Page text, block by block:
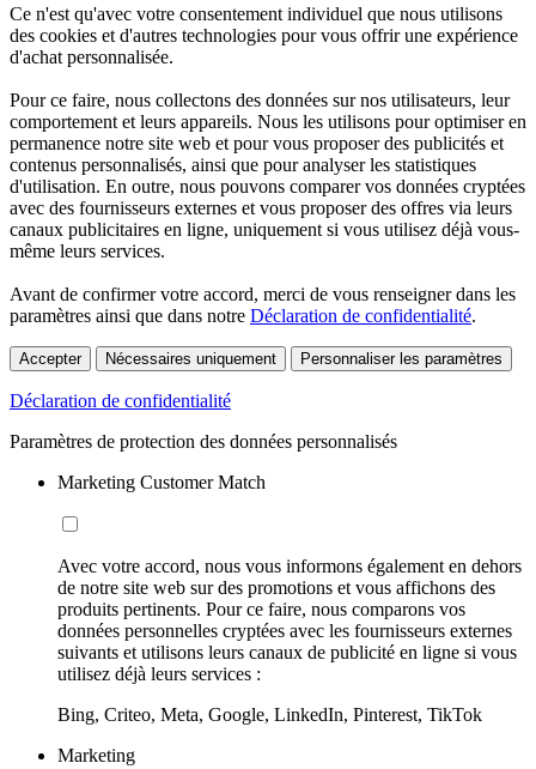
Ce n'est qu'avec votre consentement individuel que nous utilisons
des cookies et d'autres technologies pour vous offrir une expérience
d'achat personnalisée.
Pour ce faire, nous collectons des données sur nos utilisateurs, leur
comportement et leurs appareils. Nous les utilisons pour optimiser en
permanence notre site web et pour vous proposer des publicités et
contenus personnalisés, ainsi que pour analyser les statistiques
d'utilisation. En outre, nous pouvons comparer vos données cryptées
avec des fournisseurs externes et vous proposer des offres via leurs
canaux publicitaires en ligne, uniquement si vous utilisez déjà vous-
même leurs services.
Avant de confirmer votre accord, merci de vous renseigner dans les
paramètres ainsi que dans notre Déclaration de confidentialité.
Accepter Nécessaires uniquement Personnaliser les paramètres
Déclaration de confidentialité
Paramètres de protection des données personnalisés
Marketing Customer Match
Avec votre accord, nous vous informons également en dehors
de notre site web sur des promotions et vous affichons des
produits pertinents. Pour ce faire, nous comparons vos
données personnelles cryptées avec les fournisseurs externes
suivants et utilisons leurs canaux de publicité en ligne si vous
utilisez déjà leurs services :
Bing, Criteo, Meta, Google, LinkedIn, Pinterest, TikTok
Marketing